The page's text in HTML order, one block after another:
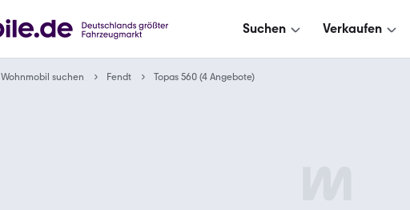
Suchen Verkaufen
Wohnmobil suchen Fendt Topas 560 (4 Angebote)